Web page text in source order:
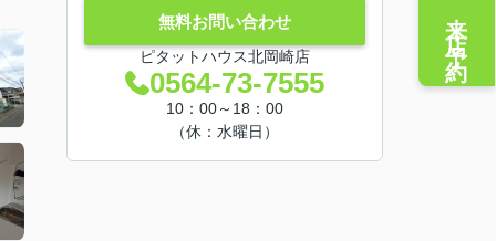
無料お問い合わせ
ピタットハウス北岡崎店
0564-73-7555
10：00～18：00
（休：水曜日）
来店予約